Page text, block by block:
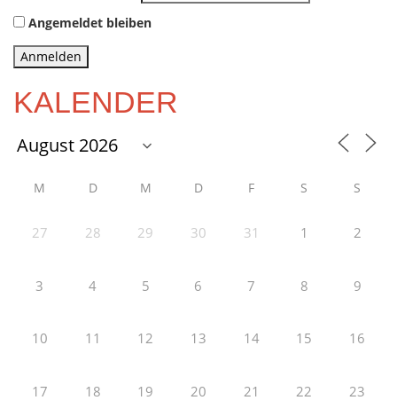
Angemeldet bleiben
Anmelden
KALENDER
M D M D F S S
27 28 29 30 31 1 2
3 4 5 6 7 8 9
10 11 12 13 14 15 16
17 18 19 20 21 22 23